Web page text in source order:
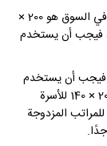
الحجم القياسي للسرير الفردي المتاح في الغالب في السوق هو 200 ×
، فيجب أن يستخدم
فيجب أن يستخدم
مقاس 200 × 100 و 200 × 120. يتم استخدام 200 × 140 للأسرة
المزدوجة الصغيرة ، ويتم استخدام 200 × 180 للمراتب المزدوجة